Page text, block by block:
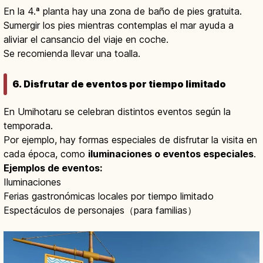
En la 4.ª planta hay una zona de baño de pies gratuita.
Sumergir los pies mientras contemplas el mar ayuda a
aliviar el cansancio del viaje en coche.
Se recomienda llevar una toalla.
6. Disfrutar de eventos por tiempo limitado
En Umihotaru se celebran distintos eventos según la
temporada.
Por ejemplo, hay formas especiales de disfrutar la visita en
cada época, como iluminaciones o eventos especiales.
Ejemplos de eventos:
Iluminaciones
Ferias gastronómicas locales por tiempo limitado
Espectáculos de personajes（para familias）